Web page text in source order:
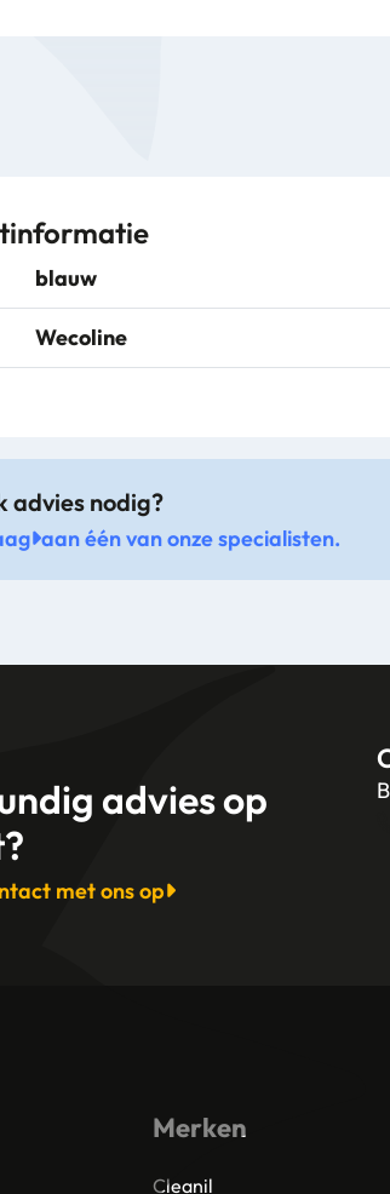
blauw
Wecoline
advies nodig?
aan één van onze specialisten.
advies op
met ons op
Merken
Cleanil